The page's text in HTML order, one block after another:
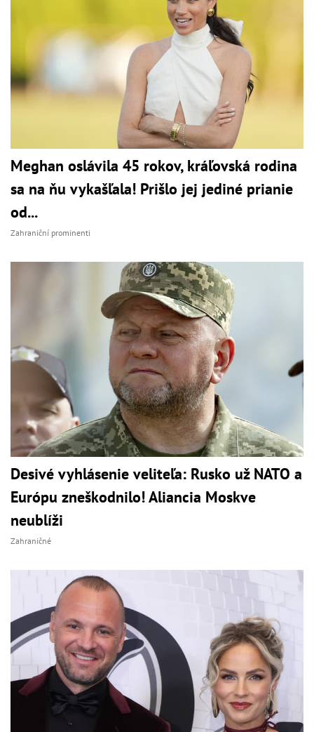
Meghan oslávila 45 rokov, kráľovská rodina
sa na ňu vykašľala! Prišlo jej jediné prianie
od...
Zahraniční prominenti
Desivé vyhlásenie veliteľa: Rusko už NATO a
Európu zneškodnilo! Aliancia Moskve
neublíži
Zahraničné